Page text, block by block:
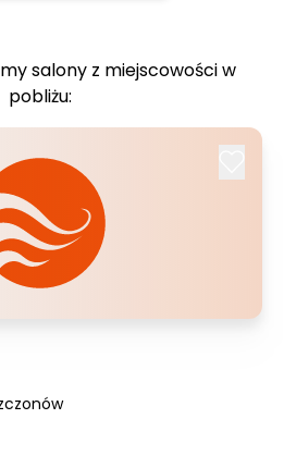
salony z miejscowości w
pobliżu: